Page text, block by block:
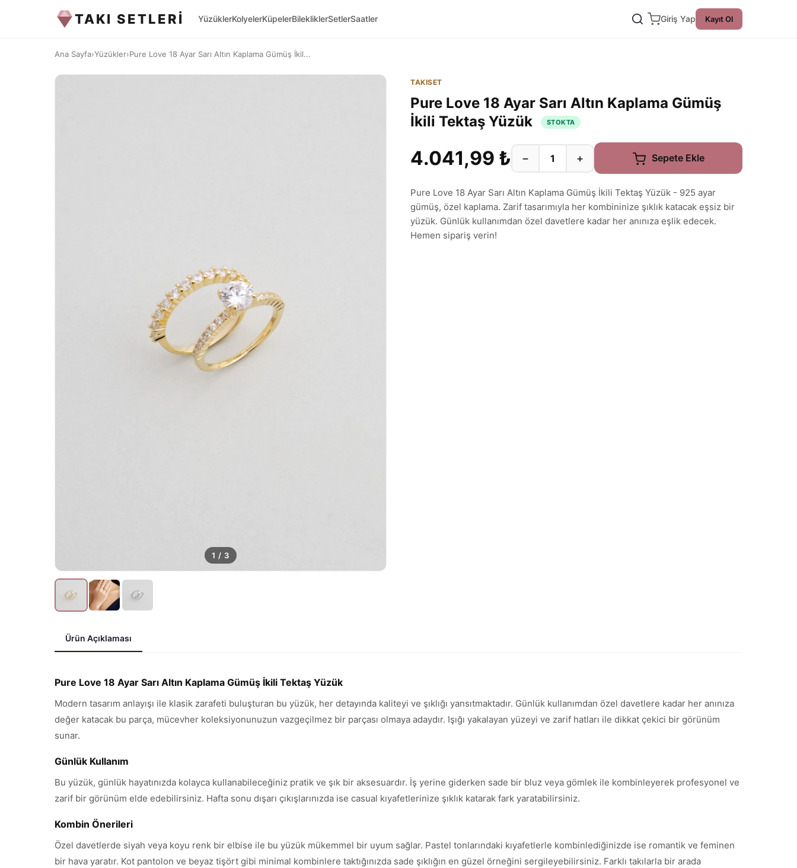
TAKI SETLERİ YüzüklerKolyelerKüpelerBilekliklerSetlerSaatler Giriş Yap Kayıt Ol
Ana Sayfa›Yüzükler›Pure Love 18 Ayar Sarı Altın Kaplama Gümüş İkil...
1 / 3
TAKISET
Pure Love 18 Ayar Sarı Altın Kaplama Gümüş
İkili Tektaş Yüzük
STOKTA
4.041,99 ₺ − + Sepete Ekle
Pure Love 18 Ayar Sarı Altın Kaplama Gümüş İkili Tektaş Yüzük - 925 ayar
gümüş, özel kaplama. Zarif tasarımıyla her kombininize şıklık katacak eşsiz bir
yüzük. Günlük kullanımdan özel davetlere kadar her anınıza eşlik edecek.
Hemen sipariş verin!
Ürün Açıklaması
Pure Love 18 Ayar Sarı Altın Kaplama Gümüş İkili Tektaş Yüzük
Modern tasarım anlayışı ile klasik zarafeti buluşturan bu yüzük, her detayında kaliteyi ve şıklığı yansıtmaktadır. Günlük kullanımdan özel davetlere kadar her anınıza
değer katacak bu parça, mücevher koleksiyonunuzun vazgeçilmez bir parçası olmaya adaydır. Işığı yakalayan yüzeyi ve zarif hatları ile dikkat çekici bir görünüm
sunar.
Günlük Kullanım
Bu yüzük, günlük hayatınızda kolayca kullanabileceğiniz pratik ve şık bir aksesuardır. İş yerine giderken sade bir bluz veya gömlek ile kombinleyerek profesyonel ve
zarif bir görünüm elde edebilirsiniz. Hafta sonu dışarı çıkışlarınızda ise casual kıyafetlerinize şıklık katarak fark yaratabilirsiniz.
Kombin Önerileri
Özel davetlerde siyah veya koyu renk bir elbise ile bu yüzük mükemmel bir uyum sağlar. Pastel tonlarındaki kıyafetlerle kombinlediğinizde ise romantik ve feminen
bir hava yaratır. Kot pantolon ve beyaz tişört gibi minimal kombinlere taktığınızda sade şıklığın en güzel örneğini sergileyebilirsiniz. Farklı takılarla bir arada